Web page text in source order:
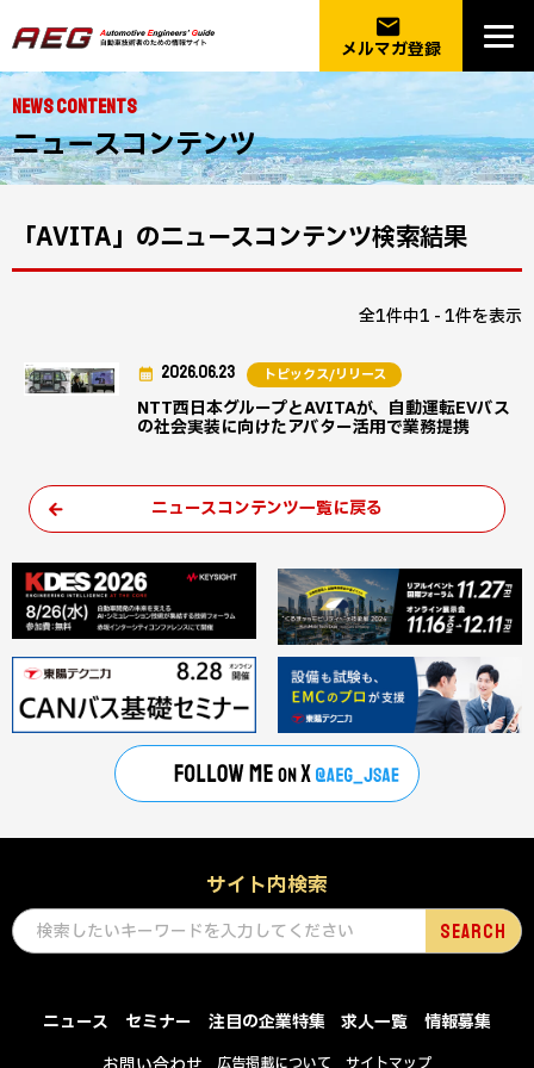
email
メルマガ登録
NEWS CONTENTS
ニュースコンテンツ
「AVITA」のニュースコンテンツ検索結果
全1件中1 - 1件を表示
NTT西日本グループとAVITAが、自動運転EVバス
の社会実装に向けたアバター活用で業務提携
2026.06.23 トピックス/リリース
ニュースコンテンツ一覧に戻る
サイト内検索
ニュース セミナー 注目の企業特集 求人一覧
情報募集
広告掲載について サイトマップ